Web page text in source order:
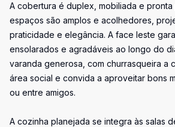
A cobertura é duplex, mobiliada e pronta
espaços são amplos e acolhedores,
praticidade e elegância. A face leste
ensolarados e agradáveis ao longo do
varanda generosa, com churrasqueira a
área social e convida a aproveitar bons
ou entre amigos.
A cozinha planejada se integra às salas